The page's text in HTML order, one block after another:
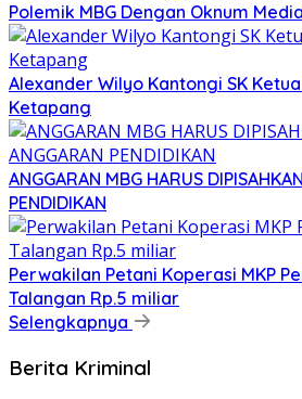
Polemik MBG Dengan Oknum
Alexander Wilyo Kantongi SK
Ketapang
ANGGARAN MBG HARUS
PENDIDIKAN
Perwakilan Petani Koperasi MKP
Talangan Rp.5 miliar
Selengkapnya
Berita Kriminal